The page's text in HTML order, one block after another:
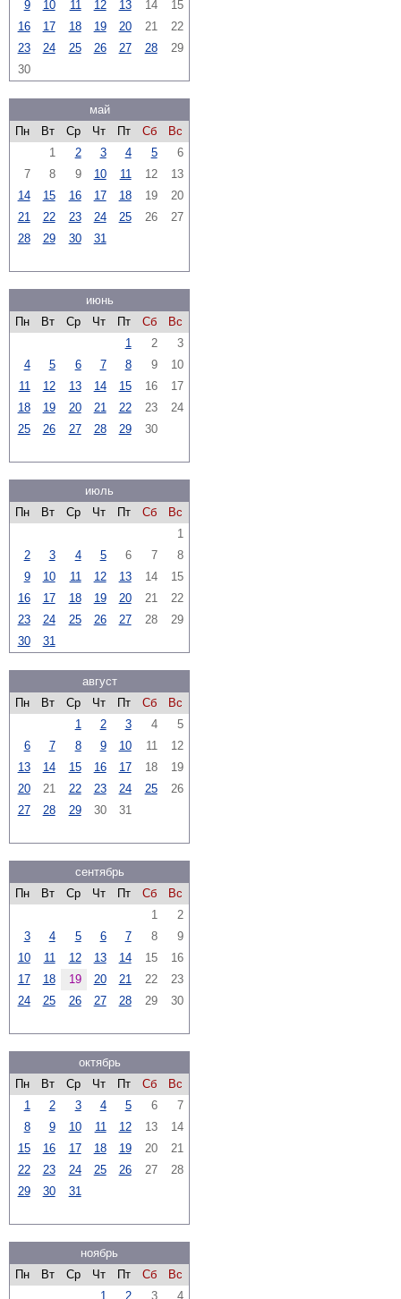
9 10 11 12 13 14
15
16
17 18 19 20 21
22
23
24 25 26 27 28
29
30
май
Пн
Вт Ср Чт Пт Сб
Вс
1
2 3 4 5
6
7
8 9 10 11 12
13
14
15 16 17 18 19
20
21
22 23 24 25 26
27
28
29 30 31
июнь
Пн
Вт Ср Чт Пт Сб
Вс
1
2
3
4
5 6 7 8 9
10
11
12 13 14 15 16
17
18
19 20 21 22 23
24
25
26 27 28 29 30
июль
Пн
Вт Ср Чт Пт Сб
Вс
1
2
3 4 5 6 7
8
9
10 11 12 13 14
15
16
17 18 19 20 21
22
23
24 25 26 27 28
29
30
31
август
Пн
Вт Ср Чт Пт Сб
Вс
1
2 3 4
5
6
7 8 9 10 11
12
13
14 15 16 17 18
19
20
21 22 23 24 25
26
27
28 29 30 31
сентябрь
Пн
Вт Ср Чт Пт Сб
Вс
1
2
3
4 5 6 7 8
9
10
11 12 13 14 15
16
17
18 19 20 21 22
23
24
25 26 27 28 29 30
октябрь
Пн
Вт Ср Чт Пт Сб
Вс
1
2 3 4 5 6
7
8
9 10 11 12 13
14
15
16 17 18 19 20
21
22
23 24 25 26 27
28
29
30 31
ноябрь
Пн
Вт Ср Чт Пт Сб
Вс
1
2 3
4